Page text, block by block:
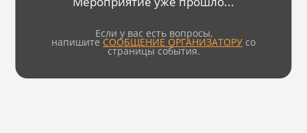
Если у вас есть вопросы,
напишите СООБЩЕНИЕ ОРГАНИЗАТОРУ со
страницы события.